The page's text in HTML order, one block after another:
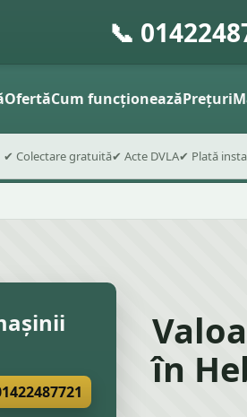
📞
OfertăCum funcționeazăPrețuri
✔ Colectare gratuită✔ Acte DVLA✔ Plată
în